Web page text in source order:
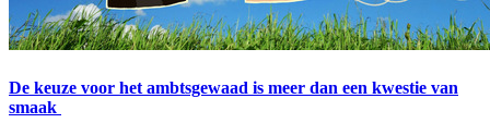
De keuze voor het ambtsgewaad is meer dan een kwestie van
smaak